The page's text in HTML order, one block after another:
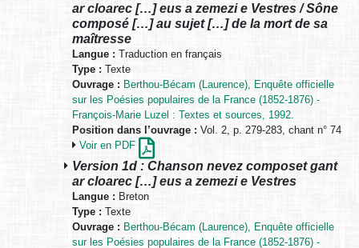
ar cloarec […] eus a zemezi e Vestres / Sône
composé […] au sujet […] de la mort de sa
maîtresse
Langue : Traduction en français
Type : Texte
Ouvrage : Berthou-Bécam (Laurence), Enquête officielle
sur les Poésies populaires de la France (1852-1876) -
François-Marie Luzel : Textes et sources, 1992.
Position dans l’ouvrage : Vol. 2, p. 279-283, chant n° 74
Voir en PDF
Version 1d : Chanson nevez composet gant
ar cloarec […] eus a zemezi e Vestres
Langue : Breton
Type : Texte
Ouvrage : Berthou-Bécam (Laurence), Enquête officielle
sur les Poésies populaires de la France (1852-1876) -